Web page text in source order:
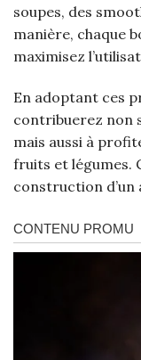
soupes, des
manière, chaque
maximisez
En adoptant ces
contribuerez non
mais aussi à
fruits et légumes.
construction d’un